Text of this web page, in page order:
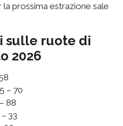
prossima estrazione sale
sulle ruote di
2026
– 70
88
33